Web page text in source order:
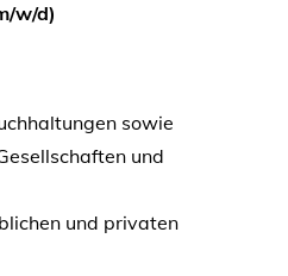
w/d)
sowie
und
und privaten